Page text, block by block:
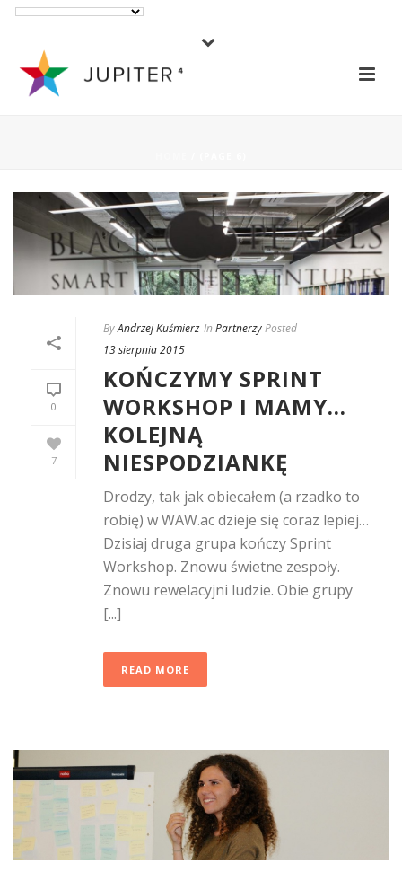
0
7
ByAndrzej Kuśmierz In PartnerzyPosted
13 sierpnia 2015
KOŃCZYMY SPRINT
WORKSHOP I MAMY…
KOLEJNĄ
NIESPODZIANKĘ
Drodzy, tak jak obiecałem (a rzadko to
robię) w WAW.ac dzieje się coraz lepiej…
Dzisiaj druga grupa kończy Sprint
Workshop. Znowu świetne zespoły.
Znowu rewelacyjni ludzie. Obie grupy
[...]
READ MORE